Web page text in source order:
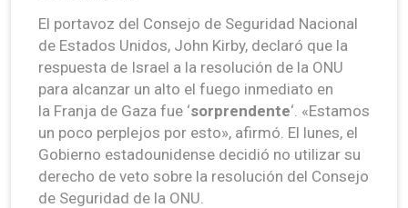
El portavoz del Consejo de Seguridad Nacional
de Estados Unidos, John Kirby, declaró que la
respuesta de Israel a la resolución de la ONU
para alcanzar un alto el fuego inmediato en
la Franja de Gaza fue ‘sorprendente‘. «Estamos
un poco perplejos por esto», afirmó. El lunes, el
Gobierno estadounidense decidió no utilizar su
derecho de veto sobre la resolución del Consejo
de Seguridad de la ONU.